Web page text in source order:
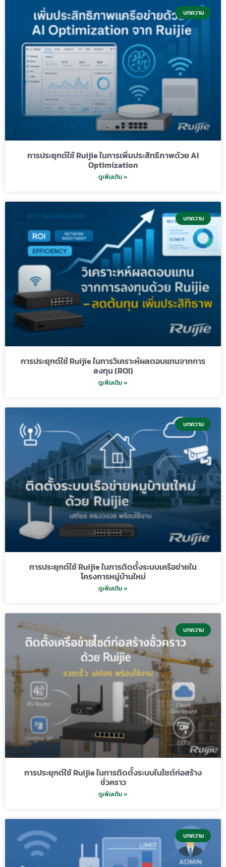
บทความ
การประยุกต์ใช้ Ruijie ในการเพิ่มประสิทธิภาพด้วย AI
Optimization
ดูเพิ่มเติม »
บทความ
การประยุกต์ใช้ Ruijie ในการวิเคราะห์ผลตอบแทนจากการ
ลงทุน (ROI)
ดูเพิ่มเติม »
บทความ
การประยุกต์ใช้ Ruijie ในการติดตั้งระบบเครือข่ายใน
โครงการหมู่บ้านใหม่
ดูเพิ่มเติม »
บทความ
การประยุกต์ใช้ Ruijie ในการติดตั้งระบบในไซต์ก่อสร้าง
ชั่วคราว
ดูเพิ่มเติม »
บทความ